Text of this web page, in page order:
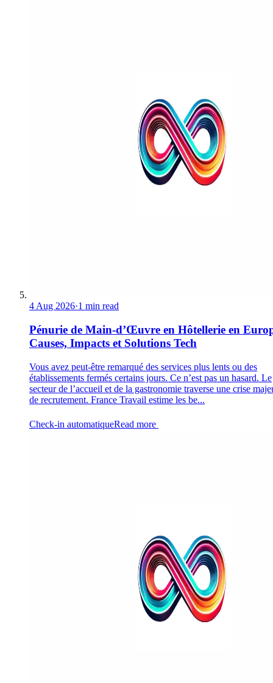
4 Aug 2026·1 min read
Pénurie de Main-d’Œuvre en Hôtellerie en
Causes, Impacts et Solutions Tech
Vous avez peut-être remarqué des services plus lents ou des
établissements fermés certains jours. Ce n’est pas un hasard. Le
secteur de l’accueil et de la gastronomie traverse une crise
de recrutement. France Travail estime les be...
Check-in automatiqueRead more